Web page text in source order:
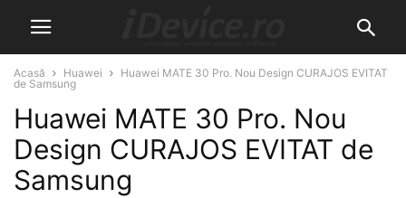
Acasă Huawei
Huawei MATE 30 Pro. Nou Design CURAJOS EVITAT
de Samsung
Huawei MATE 30 Pro. Nou
Design CURAJOS EVITAT de
Samsung